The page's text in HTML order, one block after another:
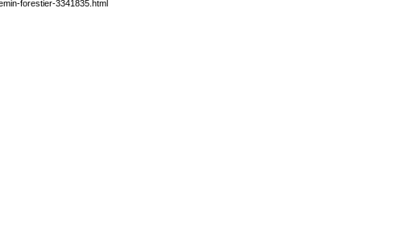
forestier-3341835.html